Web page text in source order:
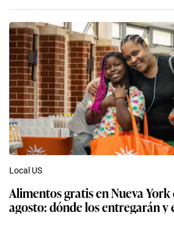
Local US
Alimentos gratis en Nueva York
agosto: dónde los entregarán y